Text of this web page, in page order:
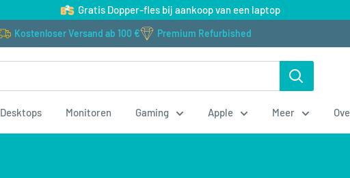
Gratis Dopper-fles bij aankoop van een laptop
Kostenloser Versand ab 100 € Premium Refurbished
Desktops Monitoren Gaming Apple Meer